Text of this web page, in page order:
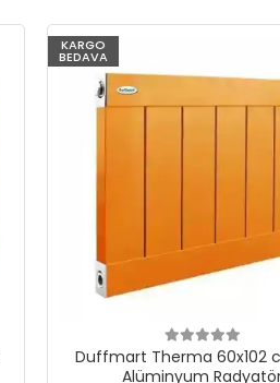
KARGO
BEDAVA
Duffmart Therma 60x102
Alüminyum